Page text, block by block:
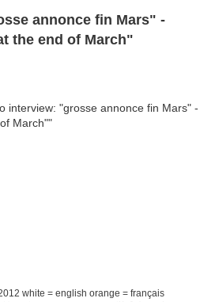
annonce fin Mars" -
the end of March"
white = english orange = français